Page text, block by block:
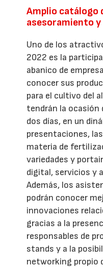
Amplio catálogo
asesoramiento
Uno de los
2022 es la
abanico de
conocer sus
para el cultivo del
tendrán la ocasión
dos días, en un
presentaciones,
materia de
variedades y
digital, servicios y
Además, los
podrán conocer
innovaciones
gracias a la
responsables de
stands y a la
networking propio